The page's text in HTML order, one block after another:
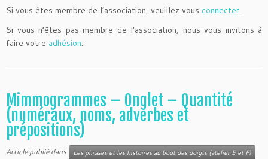
Si vous êtes membre de l’association, veuillez vous connecter.
Si vous n’êtes pas membre de l’association, nous vous invitons à
faire votre adhésion.
Mimmogrammes – Onglet – Quantité
(numéraux, noms, adverbes et
prépositions)
Article publié dans Les phrases et les histoires au bout des doigts (atelier E et F)